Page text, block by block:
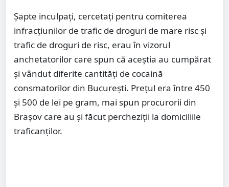
Șapte inculpați, cercetați pentru comiterea
infracțiunilor de trafic de droguri de mare risc și
trafic de droguri de risc, erau în vizorul
anchetatorilor care spun că aceștia au cumpărat
și vândut diferite cantități de cocaină
consmatorilor din București. Prețul era între 450
și 500 de lei pe gram, mai spun procurorii din
Brașov care au și făcut percheziții la domiciliile
traficanților.